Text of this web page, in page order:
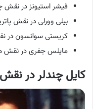
فیشر استیونز در
بیلی وورلی در نقش
کریستی سوانسون در
مایلس جفری در نقش
کایل چندلر در